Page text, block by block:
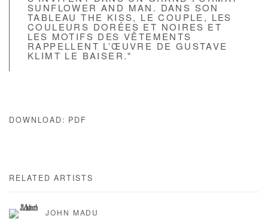
SUNFLOWER AND MAN. DANS SON
TABLEAU THE KISS, LE COUPLE, LES
COULEURS DORÉES ET NOIRES ET
LES MOTIFS DES VÊTEMENTS
RAPPELLENT L’ŒUVRE DE GUSTAVE
KLIMT LE BAISER."
DOWNLOAD: PDF
RELATED ARTISTS
JOHN MADU